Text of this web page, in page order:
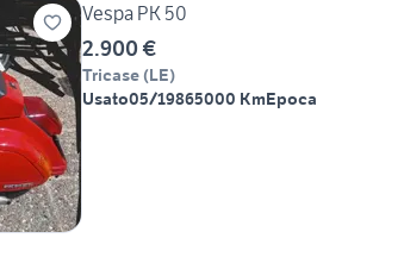
Vespa PK 50
2.900 €
Tricase (LE)
Usato05/19865000 KmEpoca